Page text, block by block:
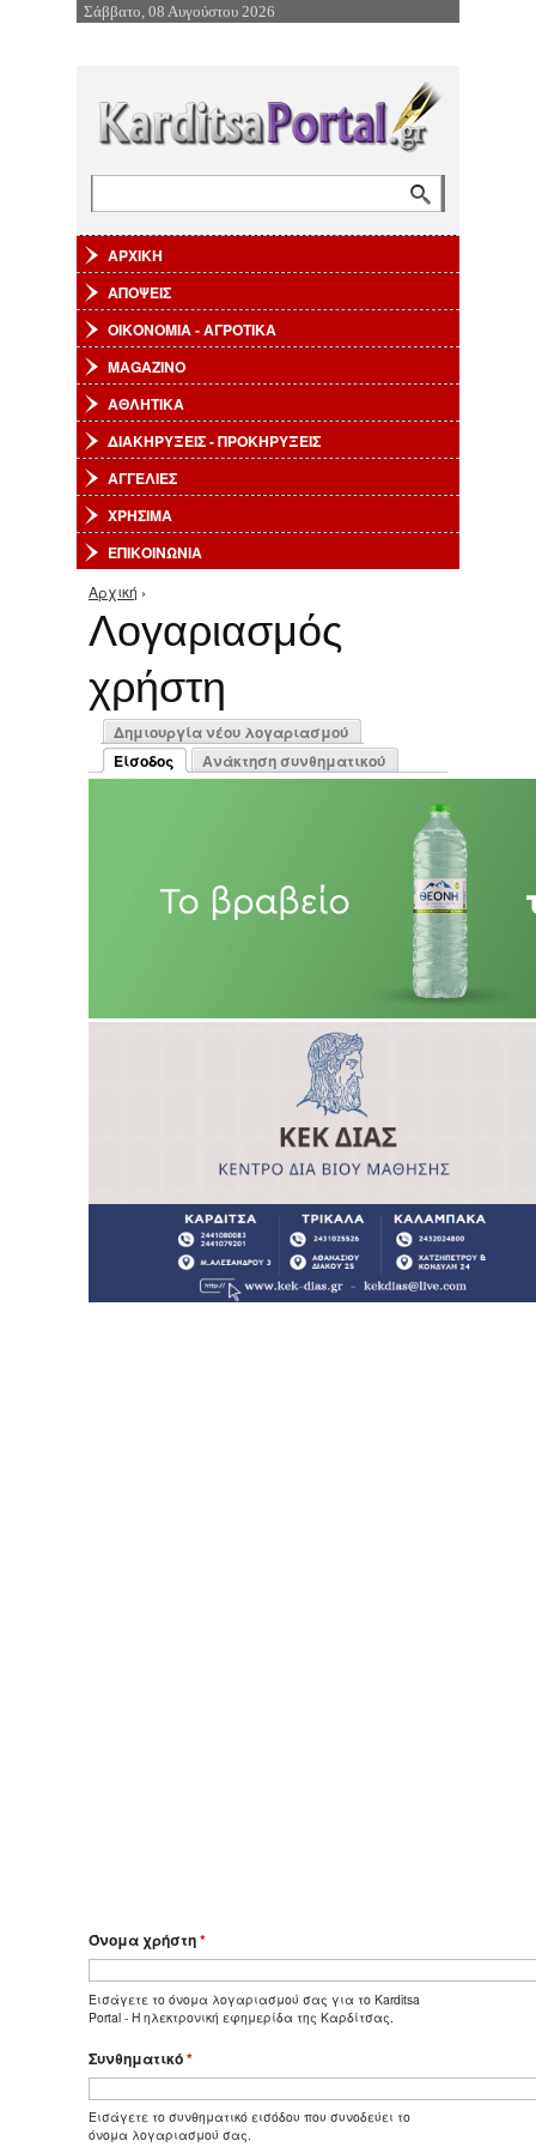
Επιστροφή στην Πλοήγηση
Σάββατο, 08 Αυγούστου 2026
ΑΡΧΙΚΗ
ΑΠΟΨΕΙΣ
ΟΙΚΟΝΟΜΙΑ - ΑΓΡΟΤΙΚΑ
MAGAZINO
ΑΘΛΗΤΙΚΑ
ΔΙΑΚΗΡΥΞΕΙΣ - ΠΡΟΚΗΡΥΞΕΙΣ
ΑΓΓΕΛΙΕΣ
ΧΡΗΣΙΜΑ
ΕΠΙΚΟΙΝΩΝΙΑ
Είστε εδώ
Αρχική ›
Λογαριασμός
χρήστη
Πρωτεύουσες καρτέλες
Δημιουργία νέου λογαριασμού
Είσοδος
(ενεργή καρτέλα)
Ανάκτηση συνθηματικού
Όνομα χρήστη*
Εισάγετε το όνομα λογαριασμού σας για το Karditsa
Portal - Η ηλεκτρονική εφημερίδα της Καρδίτσας.
Συνθηματικό*
Εισάγετε το συνθηματικό εισόδου που συνοδεύει το
όνομα λογαριασμού σας.